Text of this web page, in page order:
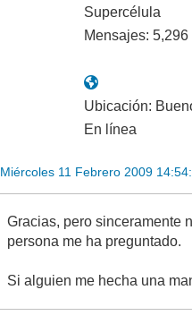
Supercélula
Mensajes: 5,296
Ubicación:
En línea
Miércoles 11 Febrero 2009
Gracias, pero sinceramente
persona me ha preguntado.
Si alguien me hecha una